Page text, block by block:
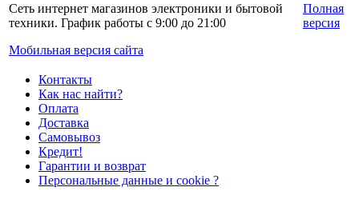
Сеть интернет магазинов электроники и бытовой
техники. График работы с 9:00 до 21:00
Мобильная версия сайта
Полная
версия
Контакты
Как нас найти?
Оплата
Доставка
Самовывоз
Кредит!
Гарантии и возврат
Персональные данные и cookie ?